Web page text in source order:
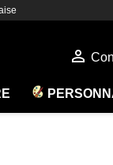
